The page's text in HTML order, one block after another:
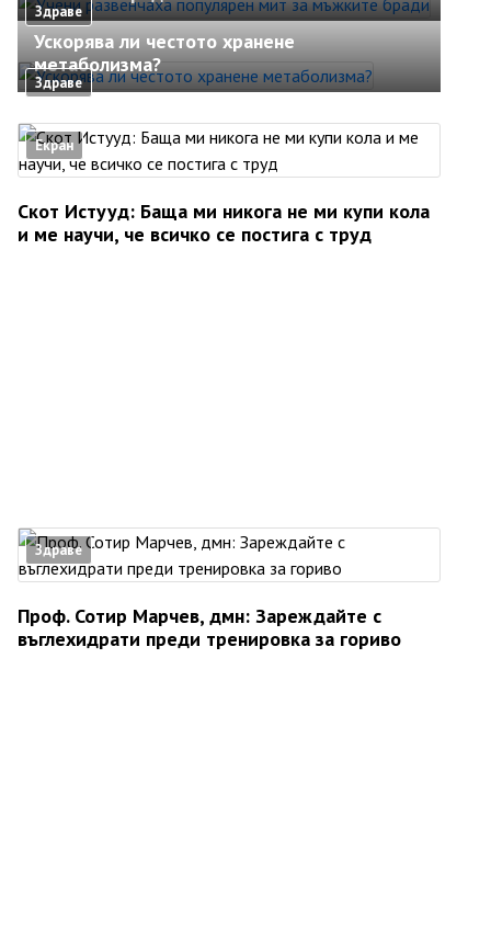
Здраве
Здраве
Ускорява ли честото хранене
метаболизма?
Екран
Скот Истууд: Баща ми никога не ми купи кола
и ме научи, че всичко се постига с труд
Здраве
Проф. Сотир Марчев, дмн: Зареждайте с
въглехидрати преди тренировка за гориво